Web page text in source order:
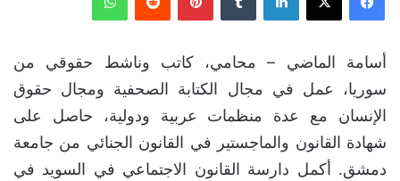
أسامة الماضي – محامي، كاتب وناشط حقوقي من
سوريا، عمل في مجال الكتابة الصحفية ومجال حقوق
الإنسان مع عدة منظمات عربية ودولية، حاصل على
شهادة القانون والماجستير في القانون الجنائي من جامعة
دمشق. أكمل دارسة القانون الاجتماعي في السويد في